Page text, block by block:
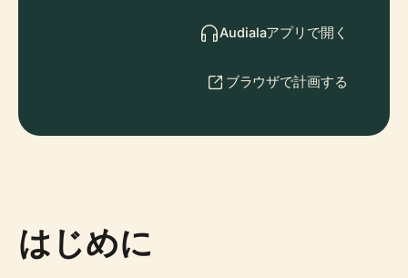
Audialaアプリで開く
ブラウザで計画する
はじめに